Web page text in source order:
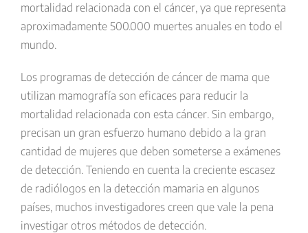
mortalidad relacionada con el cáncer, ya que representa
aproximadamente 500.000 muertes anuales en todo el
mundo.
Los programas de detección de cáncer de mama que
utilizan mamografía son eficaces para reducir la
mortalidad relacionada con esta cáncer. Sin embargo,
precisan un gran esfuerzo humano debido a la gran
cantidad de mujeres que deben someterse a exámenes
de detección. Teniendo en cuenta la creciente escasez
de radiólogos en la detección mamaria en algunos
países, muchos investigadores creen que vale la pena
investigar otros métodos de detección.